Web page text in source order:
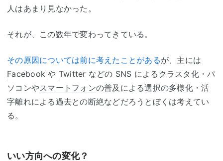
人はあまり見なかった。
それが、この数年で変わってきている。
その原因については前に考えたことがあるが、主には
Facebook や Twitter などの SNS による クラスタ 化・パ
ソコンやスマートフォンの普及による選択の多様化・活
字離れによる過去との断絶などだろうとぼくは考えてい
る。
いい方向への変化？